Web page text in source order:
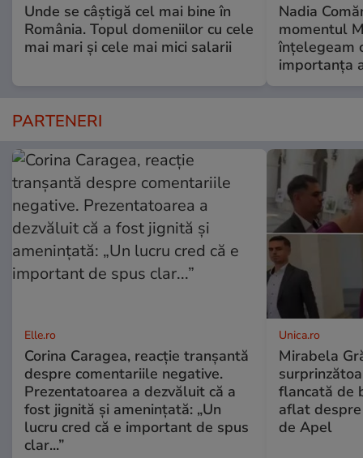
Unde se câștigă cel mai bine în
România. Topul domeniilor cu cele
mai mari și cele mai mici salarii
Nadia
momentul
înțelegeam
importanța
PARTENERI
Elle.ro
Corina Caragea, reacție tranșantă
despre comentariile negative.
Prezentatoarea a dezvăluit că a
fost jignită și amenințată: „Un
lucru cred că e important de spus
clar...”
Unica.ro
Mirabela
flancată de
aflat
de Apel